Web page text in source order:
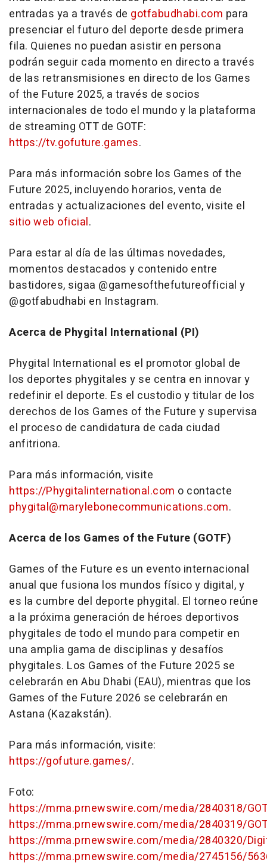
entradas ya a través de gotfabudhabi.com para
presenciar el futuro del deporte desde primera
fila. Quienes no puedan asistir en persona
podrán seguir cada momento en directo a través
de las retransmisiones en directo de los Games
of the Future 2025, a través de socios
internacionales de todo el mundo y la plataforma
de streaming OTT de GOTF:
https://tv.gofuture.games.
Para más información sobre los Games of the
Future 2025, incluyendo horarios, venta de
entradas y actualizaciones del evento, visite el
sitio web oficial.
Para estar al día de las últimas novedades,
momentos destacados y contenido entre
bastidores, sigaa @gamesofthefutureofficial y
@gotfabudhabi en Instagram.
Acerca de Phygital International (PI)
Phygital International es el promotor global de
los deportes phygitales y se centra en innovar y
redefinir el deporte. Es el custodio y titular de los
derechos de los Games of the Future y supervisa
el proceso de candidatura de cada ciudad
anfitriona.
Para más información, visite
https://Phygitalinternational.com o contacte
phygital@marylebonecommunications.com.
Acerca de los Games of the Future (GOTF)
Games of the Future es un evento internacional
anual que fusiona los mundos físico y digital, y
es la cumbre del deporte phygital. El torneo reúne
a la próxima generación de héroes deportivos
phygitales de todo el mundo para competir en
una amplia gama de disciplinas y desafíos
phygitales. Los Games of the Future 2025 se
celebrarán en Abu Dhabi (EAU), mientras que los
Games of the Future 2026 se celebrarán en
Astana (Kazakstán).
Para más información, visite:
https://gofuture.games/.
Foto:
https://mma.prnewswire.com/media/2840318/
https://mma.prnewswire.com/media/2840319/
https://mma.prnewswire.com/media/2840320/
https://mma.prnewswire.com/media/2745156/